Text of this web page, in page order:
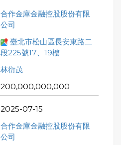
合作金庫金融控股股份有限
公司
臺北市松山區長安東路二
段225號17、19樓
林衍茂
200,000,000,000
2025-07-15
合作金庫金融控股股份有限
公司